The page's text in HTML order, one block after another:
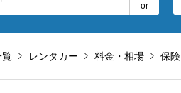
or
覧 レンタカー 料金・相場 保